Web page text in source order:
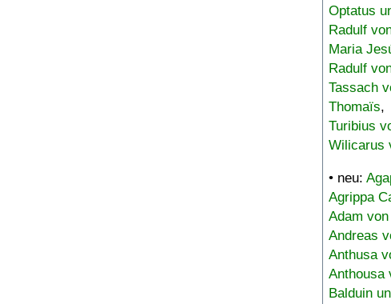
Optatus
Radulf
Maria
Radulf
Tassach
Thomaïs,
Turibius
Wilicarus
• neu:
Agrippa
Adam
Andreas
Anthusa
Anthousa
Balduin